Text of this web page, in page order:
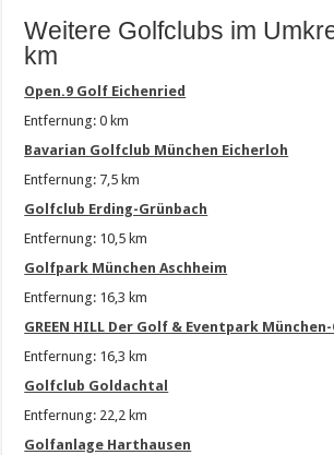
Weitere Golfclubs im
km
Open.9 Golf Eichenried
Entfernung: 0 km
Bavarian Golfclub München Eicherloh
Entfernung: 7,5 km
Golfclub Erding-Grünbach
Entfernung: 10,5 km
Golfpark München Aschheim
Entfernung: 16,3 km
GREEN HILL Der Golf & Eventpark
Entfernung: 16,3 km
Golfclub Goldachtal
Entfernung: 22,2 km
Golfanlage Harthausen